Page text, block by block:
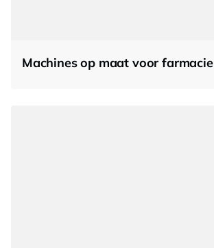
Machines op maat voor farmacie